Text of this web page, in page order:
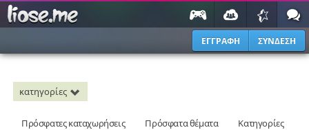
ΕΓΓΡΑΦΗ ΣΥΝΔΕΣΗ
κατηγορίες
Πρόσφατες καταχωρήσεις Πρόσφατα θέματα
Κατηγορίες